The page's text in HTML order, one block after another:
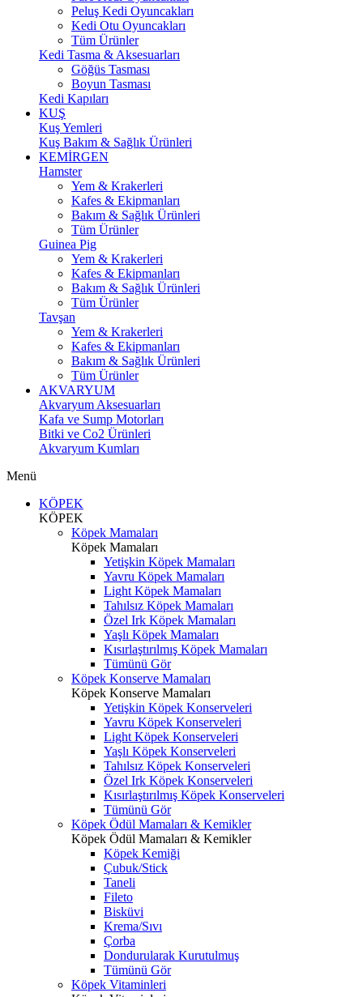
Peluş Kedi Oyuncakları
Kedi Otu Oyuncakları
Tüm Ürünler
Kedi Tasma & Aksesuarları
Göğüs Tasması
Boyun Tasması
Kedi Kapıları
KUŞ
Kuş Yemleri
Kuş Bakım & Sağlık Ürünleri
KEMİRGEN
Hamster
Yem & Krakerleri
Kafes & Ekipmanları
Bakım & Sağlık Ürünleri
Tüm Ürünler
Guinea Pig
Yem & Krakerleri
Kafes & Ekipmanları
Bakım & Sağlık Ürünleri
Tüm Ürünler
Tavşan
Yem & Krakerleri
Kafes & Ekipmanları
Bakım & Sağlık Ürünleri
Tüm Ürünler
AKVARYUM
Akvaryum Aksesuarları
Kafa ve Sump Motorları
Bitki ve Co2 Ürünleri
Akvaryum Kumları
Menü
KÖPEK
KÖPEK
Köpek Mamaları
Köpek Mamaları
Yetişkin Köpek Mamaları
Yavru Köpek Mamaları
Light Köpek Mamaları
Tahılsız Köpek Mamaları
Özel Irk Köpek Mamaları
Yaşlı Köpek Mamaları
Kısırlaştırılmış Köpek Mamaları
Tümünü Gör
Köpek Konserve Mamaları
Köpek Konserve Mamaları
Yetişkin Köpek Konserveleri
Yavru Köpek Konserveleri
Light Köpek Konserveleri
Yaşlı Köpek Konserveleri
Tahılsız Köpek Konserveleri
Özel Irk Köpek Konserveleri
Kısırlaştırılmış Köpek Konserveleri
Tümünü Gör
Köpek Ödül Mamaları & Kemikler
Köpek Ödül Mamaları & Kemikler
Köpek Kemiği
Çubuk/Stick
Taneli
Fileto
Bisküvi
Krema/Sıvı
Çorba
Dondurularak Kurutulmuş
Tümünü Gör
Köpek Vitaminleri